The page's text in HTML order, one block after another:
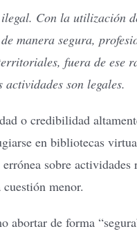
Con la
manera segura,
fuera de ese
son legales.
o credibilidad
en bibliotecas
sobre
menor.
abortar de forma